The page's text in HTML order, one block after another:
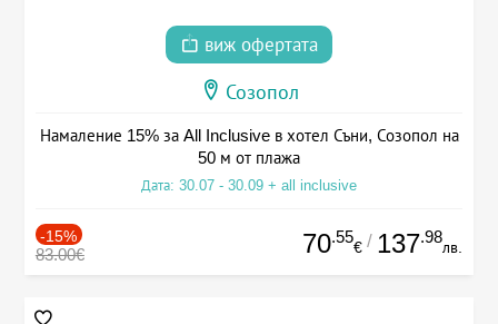
виж офертата
Созопол
Намаление 15% за All Inclusive в хотел Съни, Созопол на
50 м от плажа
Дата: 30.07 - 30.09 + all inclusive
-15%
83.00€ 70.55
€ / 137.98
лв.